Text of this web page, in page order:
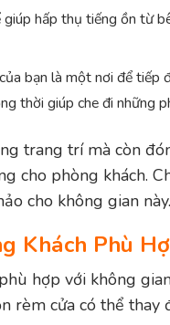
giúp hấp thụ tiếng ồn từ
bạn là một nơi để
thời giúp che đi những
trang trí mà còn
cho phòng khách.
cho không gian này.
Khách Phù
hợp với không
rèm cửa có thể